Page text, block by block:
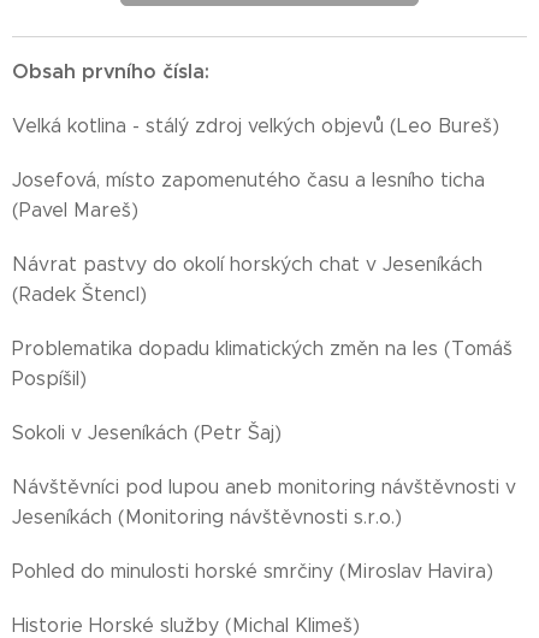
Obsah prvního čísla:
Velká kotlina - stálý zdroj velkých objevů (Leo Bureš)
Josefová, místo zapomenutého času a lesního ticha
(Pavel Mareš)
Návrat pastvy do okolí horských chat v Jeseníkách
(Radek Štencl)
Problematika dopadu klimatických změn na les (Tomáš
Pospíšil)
Sokoli v Jeseníkách (Petr Šaj)
Návštěvníci pod lupou aneb monitoring návštěvnosti v
Jeseníkách (Monitoring návštěvnosti s.r.o.)
Pohled do minulosti horské smrčiny (Miroslav Havira)
Historie Horské služby (Michal Klimeš)